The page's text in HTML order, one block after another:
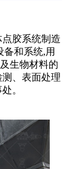
胶系统制造
备和系统,用
生物材料的
、表面处理
。